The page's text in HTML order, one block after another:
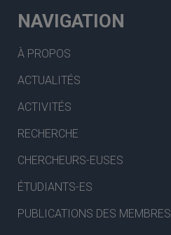
NAVIGATION
À PROPOS
ACTUALITÉS
ACTIVITÉS
RECHERCHE
CHERCHEURS-EUSES
ÉTUDIANTS-ES
PUBLICATIONS DES MEMBRES